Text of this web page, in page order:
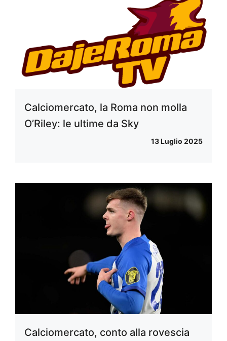
Calciomercato, la Roma non molla
O’Riley: le ultime da Sky
13 Luglio 2025
Calciomercato, conto alla rovescia